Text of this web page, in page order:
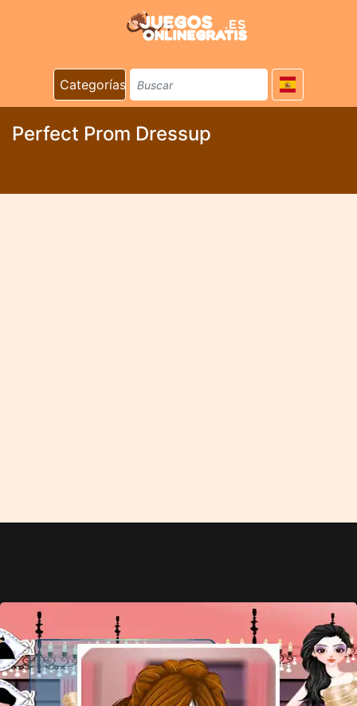
Categorías
Perfect Prom Dressup